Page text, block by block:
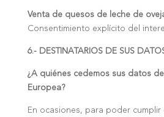
Venta de quesos de leche de
Consentimiento explícito del
6.- DESTINATARIOS DE SUS
¿A quiénes cedemos sus datos
Europea?
En ocasiones, para poder